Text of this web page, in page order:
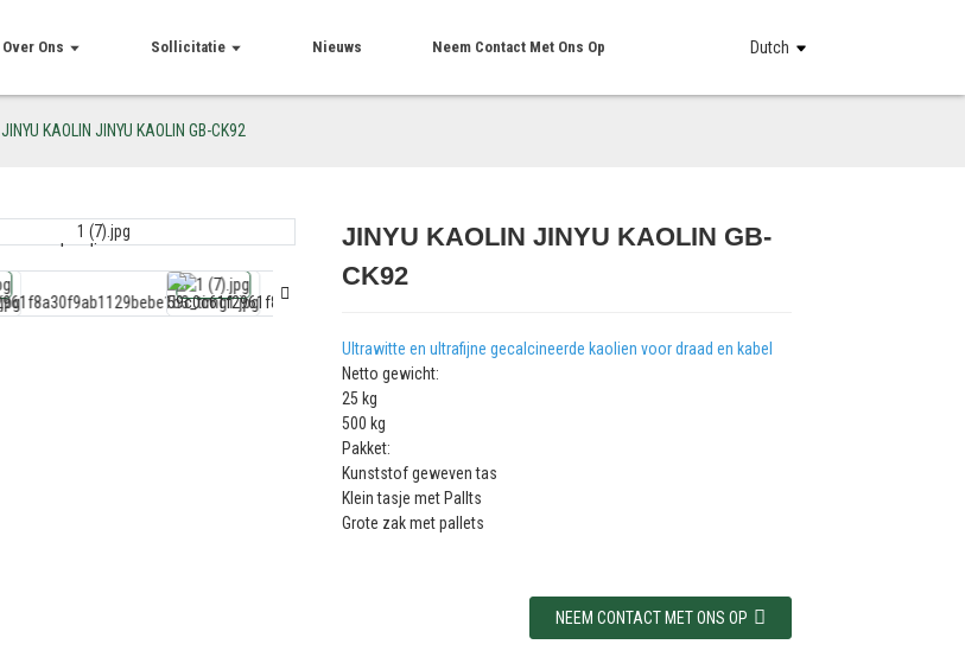
Over Ons Sollicitatie Nieuws Neem Contact Met Ons Op Dutch
JINYU KAOLIN JINYU KAOLIN GB-CK92
Loading...
Loading... Loading...
Loading...
JINYU KAOLIN JINYU KAOLIN GB-
CK92
Ultrawitte en ultrafijne gecalcineerde kaolien voor draad en kabel
Netto gewicht:
25 kg
500 kg
Pakket:
Kunststof geweven tas
Klein tasje met Pallts
Grote zak met pallets
NEEM CONTACT MET ONS OP